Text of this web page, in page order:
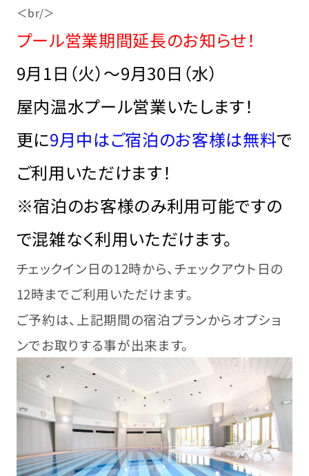
＜br/＞
プール営業期間延長のお知らせ！
9月1日（火）～9月30日（水）
屋内温水プール営業いたします！
更に9月中はご宿泊のお客様は無料で
ご利用いただけます！
※宿泊のお客様のみ利用可能ですの
で混雑なく利用いただけます。
チェックイン日の12時から、チェックアウト日の
12時までご利用いただけます。
ご予約は、上記期間の宿泊プランからオプショ
ンでお取りする事が出来ます。